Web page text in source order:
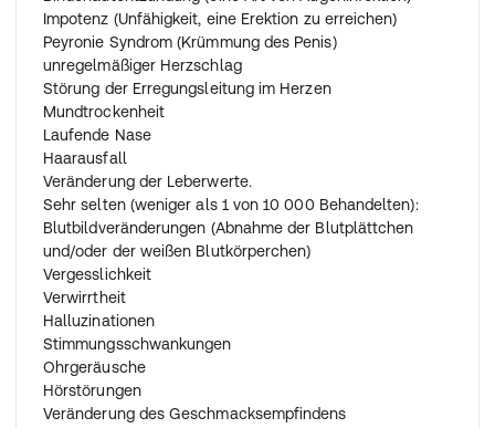
eingenommen haben, als Sie sollten
Bei Auftreten von Nebenwirkungen infolge einer
Überdosierung empfiehlt sich der Gang zum Arzt, der
über eventuelle Gegenmaßnahmen entscheidet. Bei
Verdacht auf eine Überdosierung verständigen Sie sofort
einen Arzt/Notarzt, damit dieser über das weitere
Vorgehen entscheiden kann!
In Abhängigkeit vom Ausmaß der Überdosierung kann es
zu starkem Blutdruckabfall, verminderter
Herzschlagfolge bis hin zum Herzstillstand,
Herzmuskelschwäche und Schock, ausgelöst durch
Versagen der Herzfunktion, kommen. Zusätzlich können
Atembeschwerden, Verengung der Atemmuskulatur,
Erbrechen, Bewusstseinsstörungen, gelegentlich auch
generalisierte Krampfanfälle auftreten.
Bei Überdosierung oder bedrohlichem Abfall der
Herzfrequenz und/oder des Blutdruckes muss die
Behandlung mit Metoprololsuccinat abgebrochen
Impotenz (Unfähigkeit, eine Erektion zu erreichen)
Peyronie Syndrom (Krümmung des Penis)
unregelmäßiger Herzschlag
Störung der Erregungsleitung im Herzen
Mundtrockenheit
Laufende Nase
Haarausfall
Veränderung der Leberwerte.
Sehr selten (weniger als 1 von 10 000 Behandelten):
Blutbildveränderungen (Abnahme der Blutplättchen
und/oder der weißen Blutkörperchen)
Vergesslichkeit
Verwirrtheit
Halluzinationen
Stimmungsschwankungen
Ohrgeräusche
Hörstörungen
Veränderung des Geschmacksempfindens